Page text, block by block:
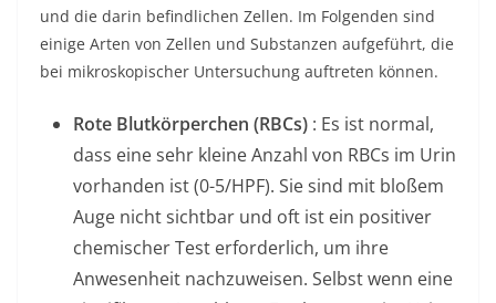
und die darin befindlichen Zellen. Im Folgenden sind
einige Arten von Zellen und Substanzen aufgeführt, die
bei mikroskopischer Untersuchung auftreten können.
Rote Blutkörperchen (RBCs) : Es ist normal,
dass eine sehr kleine Anzahl von RBCs im Urin
vorhanden ist (0-5/HPF). Sie sind mit bloßem
Auge nicht sichtbar und oft ist ein positiver
chemischer Test erforderlich, um ihre
Anwesenheit nachzuweisen. Selbst wenn eine